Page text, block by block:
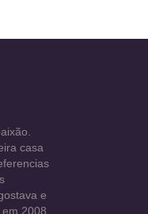
casa
e
2008